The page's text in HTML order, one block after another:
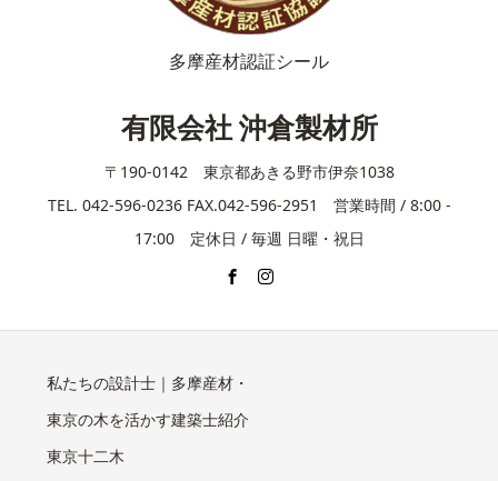
多摩産材認証シール
有限会社 沖倉製材所
〒190-0142 東京都あきる野市伊奈1038
TEL. 042-596-0236 FAX.042-596-2951 営業時間 / 8:00 -
17:00 定休日 / 毎週 日曜・祝日
私たちの設計士｜多摩産材・
東京の木を活かす建築士紹介
東京十二木